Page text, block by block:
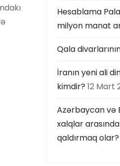
Hesablama
milyon manat
Qala
İranın yeni ali
kimdir? 12 Mart
Azərbaycan və
xalqlar
qaldırmaq olar?